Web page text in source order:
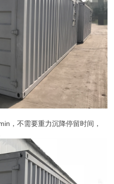
，不需要重力沉降停留时间，